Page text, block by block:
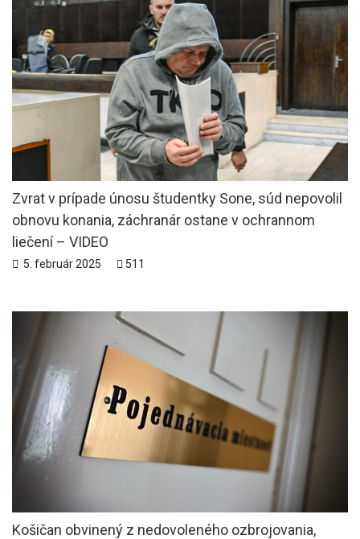
Zvrat v prípade únosu študentky Sone, súd nepovolil
obnovu konania, záchranár ostane v ochrannom
liečení – VIDEO
5. február 2025 511
Košičan obvinený z nedovoleného ozbrojovania,